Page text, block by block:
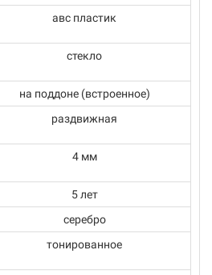
авс пластик
стекло
на поддоне (встроенное)
раздвижная
4 мм
5 лет
серебро
тонированное